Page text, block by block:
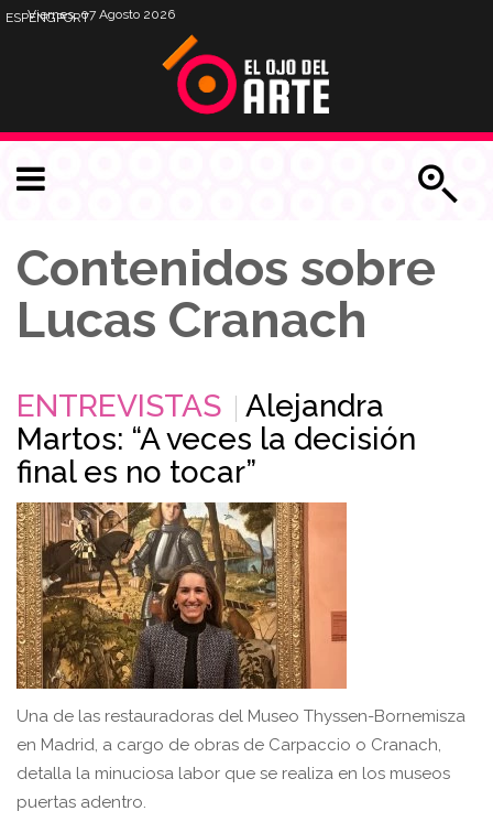
Viernes, 07 Agosto 2026
ESPENGPORT
Contenidos sobre
Lucas Cranach
ENTREVISTAS
Alejandra
Martos: “A veces la decisión
final es no tocar”
Una de las restauradoras del Museo Thyssen-Bornemisza
en Madrid, a cargo de obras de Carpaccio o Cranach,
detalla la minuciosa labor que se realiza en los museos
puertas adentro.